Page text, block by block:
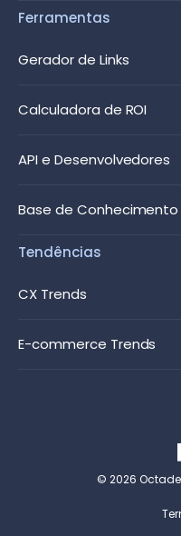
Ferramentas
Gerador de Links
Calculadora de ROI
API e Desenvolvedores
Base de Conhecimento
Tendências
CX Trends
E-commerce Trends
© 2026